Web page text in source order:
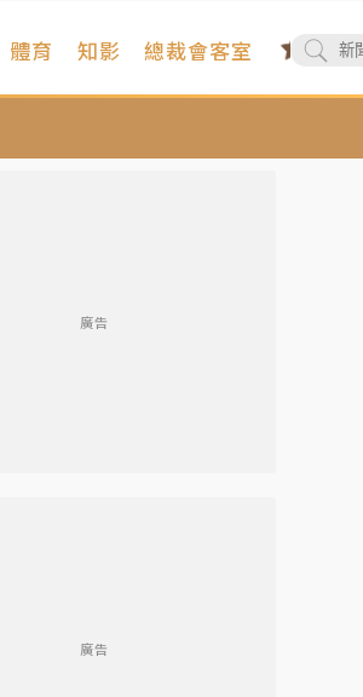
體育 知影 總裁會客室
廣告
廣告